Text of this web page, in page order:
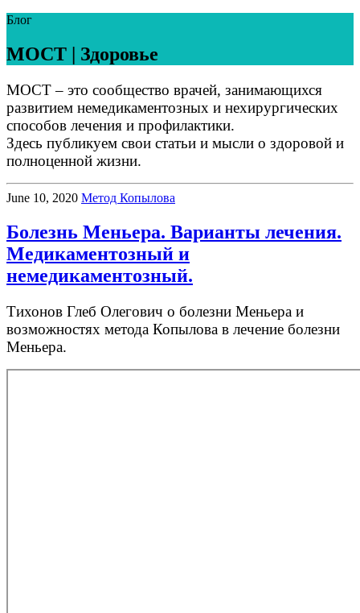
Блог
МОСТ | Здоровье
МОСТ – это сообщество врачей, занимающихся
развитием немедикаментозных и нехирургических
способов лечения и профилактики.
Здесь публикуем свои статьи и мысли о здоровой и
полноценной жизни.
June 10, 2020 Метод Копылова
Болезнь Меньера. Варианты лечения.
Медикаментозный и
немедикаментозный.
Тихонов Глеб Олегович о болезни Меньера и
возможностях метода Копылова в лечение болезни
Меньера.